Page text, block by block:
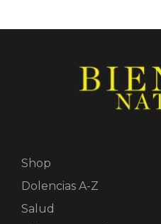
Shop
Dolencias A-Z
Salud